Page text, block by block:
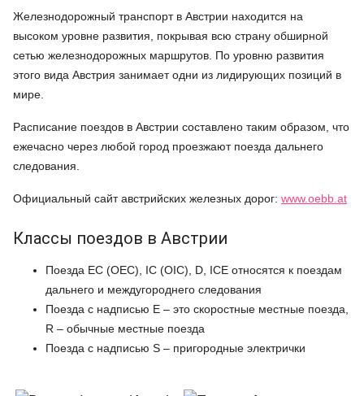
Железнодорожный транспорт в Австрии находится на
высоком уровне развития, покрывая всю страну обширной
сетью железнодорожных маршрутов. По уровню развития
этого вида Австрия занимает одни из лидирующих позиций в
мире.
Расписание поездов в Австрии составлено таким образом, что
ежечасно через любой город проезжают поезда дальнего
следования.
Официальный сайт австрийских железных дорог: www.oebb.at
Классы поездов в Австрии
Поезда EC (OEC), IC (OIC), D, ICE относятся к поездам
дальнего и междугороднего следования
Поезда с надписью E – это скоростные местные поезда,
R – обычные местные поезда
Поезда с надписью S – пригородные электрички